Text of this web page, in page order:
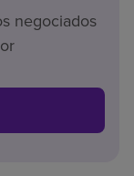
negociados